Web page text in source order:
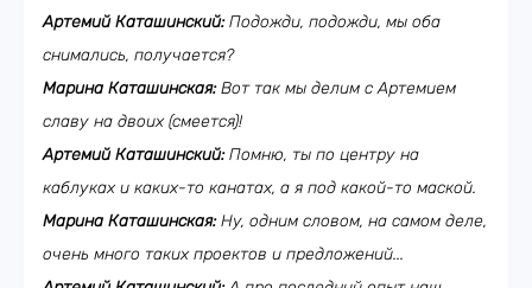
Артемий Каташинский:Подожди, подожди, мы оба
снимались, получается?
Марина Каташинская:Вот так мы делим с Артемием
славу на двоих (смеется)!
Артемий Каташинский:Помню, ты по центру на
каблуках и каких-то канатах, а я под какой-то маской.
Марина Каташинская:Ну, одним словом, на самом деле,
очень много таких проектов и предложений...